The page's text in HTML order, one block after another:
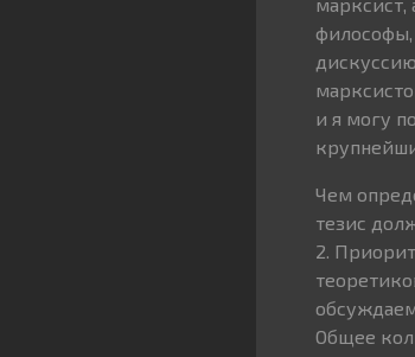
марксист,
философы,
и я могу
Чем
тезис
2.
Общее